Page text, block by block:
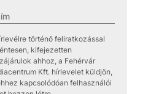
történő feliratkozással
kifejezetten
ahhoz, a Fehérvár
Kft. hírlevelet küldjön,
kapcsolódóan felhasználói